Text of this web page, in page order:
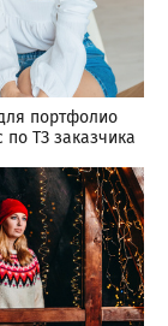
портфолио
по ТЗ заказчика